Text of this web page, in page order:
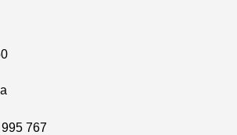
767